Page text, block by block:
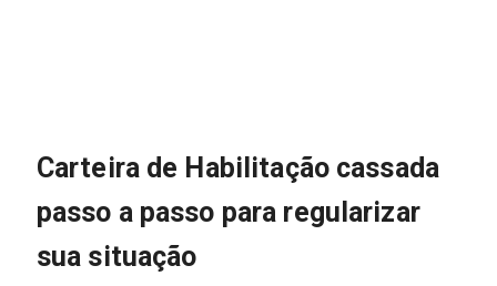
Carteira de Habilitação cassada
passo a passo para regularizar
sua situação